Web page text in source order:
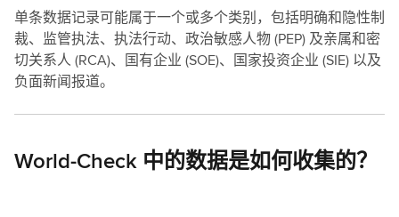
单条数据记录可能属于一个或多个类别，包括明确和隐性制
裁、监管执法、执法行动、政治敏感人物 (PEP) 及亲属和密
切关系人 (RCA)、国有企业 (SOE)、国家投资企业 (SIE) 以及
负面新闻报道。
World-Check 中的数据是如何收集的？